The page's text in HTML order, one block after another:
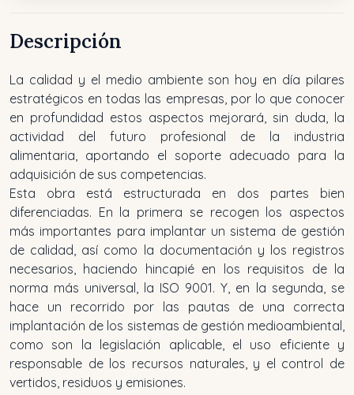
Descripción
La calidad y el medio ambiente son hoy en día pilares
estratégicos en todas las empresas, por lo que conocer
en profundidad estos aspectos mejorará, sin duda, la
actividad del futuro profesional de la industria
alimentaria, aportando el soporte adecuado para la
adquisición de sus competencias.
Esta obra está estructurada en dos partes bien
diferenciadas. En la primera se recogen los aspectos
más importantes para implantar un sistema de gestión
de calidad, así como la documentación y los registros
necesarios, haciendo hincapié en los requisitos de la
norma más universal, la ISO 9001. Y, en la segunda, se
hace un recorrido por las pautas de una correcta
implantación de los sistemas de gestión medioambiental,
como son la legislación aplicable, el uso eficiente y
responsable de los recursos naturales, y el control de
vertidos, residuos y emisiones.